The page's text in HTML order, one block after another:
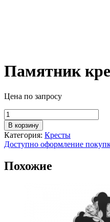
Памятник
Цена по запросу
Количество
товара
Памятник
крест-085
В корзину
Категория: Кресты
Доступно оформление
Похожие